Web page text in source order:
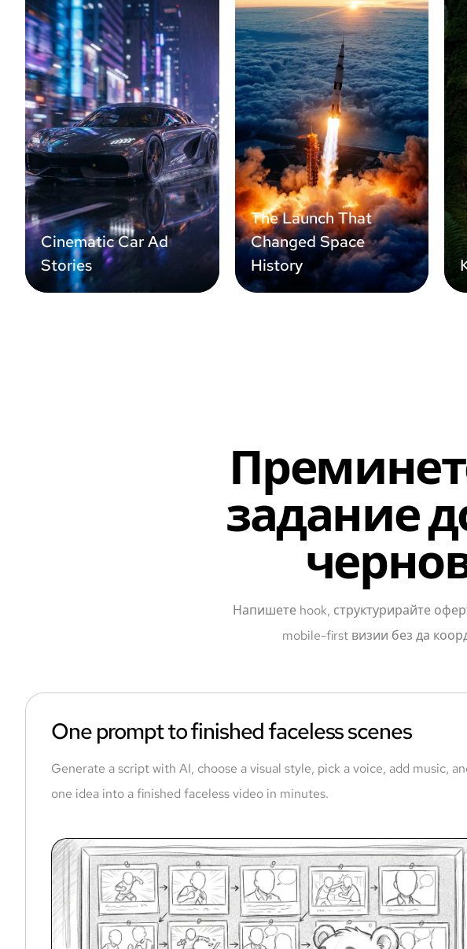
Cinematic Car Ad
Stories
The Launch That
Changed Space
History
задание
Напишете hook, структурирайте
mobile-first визии без да
One prompt to finished faceless scenes
Generate a script with AI, choose a visual style, pick a voice, add music,
one idea into a finished faceless video in minutes.